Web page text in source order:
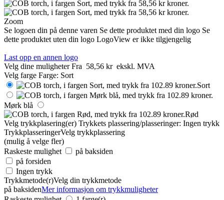
Zoom
Se logoen din på denne varen Se dette produktet med din logo Se
dette produktet uten din logo LogoView er ikke tilgjengelig
Last opp en annen logo
Velg dine muligheter Fra 58,56 kr ekskl. MVA
Velg farge Farge: Sort
Sort
Mørk blå
Rød
Velg trykkplasering(er) Trykkets plassering/plasseringer: Ingen trykk
TrykkplasseringerVelg trykkplassering
(mulig å velge fler)
Raskeste mulighet
på baksiden
på forsiden
Ingen trykk
Trykkmetode(r)Velg din trykkmetode
på baksidenMer informasjon om trykkmuligheter